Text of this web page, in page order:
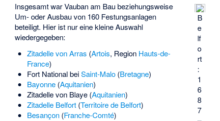
B
e
lf
o
rt
:
1
6
8
7
Insgesamt war Vauban am Bau beziehungsweise
Um- oder Ausbau von 160 Festungsanlagen
beteiligt. Hier ist nur eine kleine Auswahl
wiedergegeben:
Zitadelle von Arras (Artois, Region Hauts-de-
France)
Fort NationalbeiSaint-Malo(Bretagne)
Bayonne(Aquitanien)
Zitadelle von Blaye(Aquitanien)
Zitadelle Belfort(Territoire de Belfort)
Besançon(Franche-Comté)